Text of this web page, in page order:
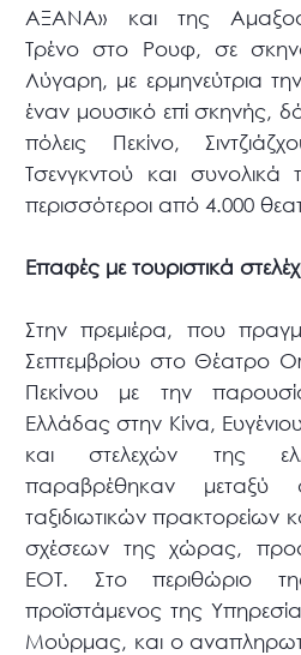
ΑΞΑΝΑ» και της
Τρένο στο Ρουφ, σε
Λύγαρη, με ερμηνεύτρια
έναν μουσικό επί σκηνής,
πόλεις Πεκίνο,
Τσενγκντού και
περισσότεροι από 4.000
Επαφές με τουριστικά
Στην πρεμιέρα, που
Σεπτεμβρίου στο Θέατρο
Πεκίνου με την
Ελλάδας στην Κίνα,
και στελεχών της
παραβρέθηκαν μεταξύ
ταξιδιωτικών πρακτορείων
σχέσεων της χώρας,
ΕΟΤ. Στο περιθώριο
προϊστάμενος της
Μούρμας, και ο